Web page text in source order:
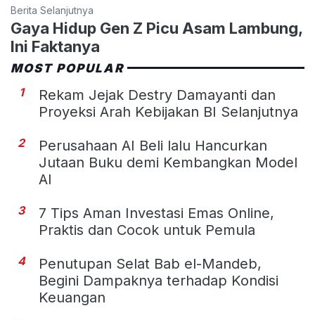
Berita Selanjutnya
Gaya Hidup Gen Z Picu Asam Lambung,
Ini Faktanya
MOST POPULAR
1
Rekam Jejak Destry Damayanti dan
Proyeksi Arah Kebijakan BI Selanjutnya
2
Perusahaan AI Beli lalu Hancurkan
Jutaan Buku demi Kembangkan Model
AI
3
7 Tips Aman Investasi Emas Online,
Praktis dan Cocok untuk Pemula
4
Penutupan Selat Bab el-Mandeb,
Begini Dampaknya terhadap Kondisi
Keuangan